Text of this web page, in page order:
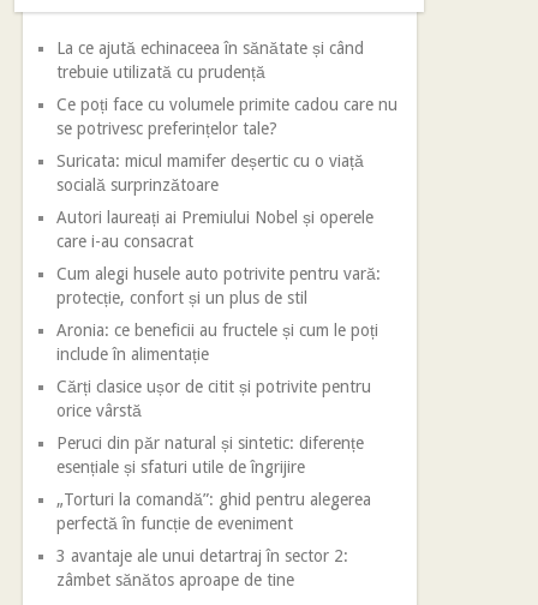
La ce ajută echinaceea în sănătate și când
trebuie utilizată cu prudență
Ce poți face cu volumele primite cadou care nu
se potrivesc preferințelor tale?
Suricata: micul mamifer deșertic cu o viață
socială surprinzătoare
Autori laureați ai Premiului Nobel și operele
care i-au consacrat
Cum alegi husele auto potrivite pentru vară:
protecție, confort și un plus de stil
Aronia: ce beneficii au fructele și cum le poți
include în alimentație
Cărți clasice ușor de citit și potrivite pentru
orice vârstă
Peruci din păr natural și sintetic: diferențe
esențiale și sfaturi utile de îngrijire
„Torturi la comandă”: ghid pentru alegerea
perfectă în funcție de eveniment
3 avantaje ale unui detartraj în sector 2:
zâmbet sănătos aproape de tine